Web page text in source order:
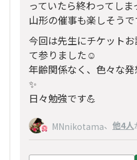
っていたら終わってし
山形の催事も楽しそうで
今回は先生にチケット
て参りました☺️
年齢関係なく、色々な
✨
日々勉強です💪
MNnikotama、 他4人